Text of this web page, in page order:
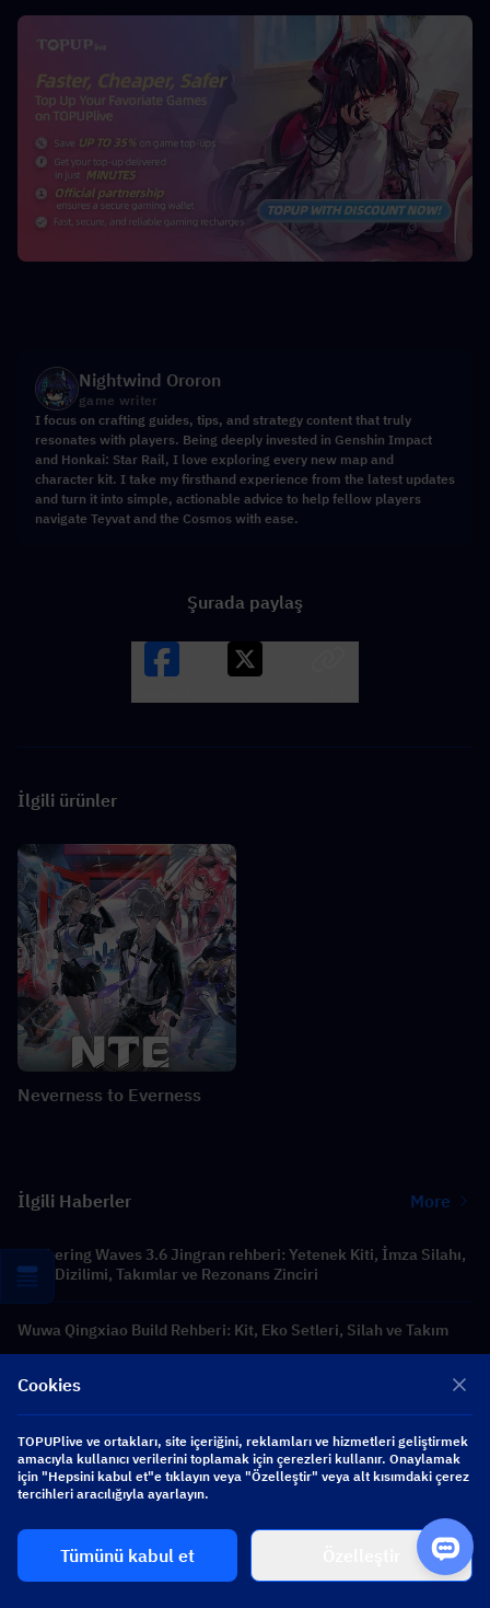
Nightwind Ororon
game writer
I focus on crafting guides, tips, and strategy content that truly
resonates with players. Being deeply invested in Genshin Impact
and Honkai: Star Rail, I love exploring every new map and
character kit. I take my firsthand experience from the latest updates
and turn it into simple, actionable advice to help fellow players
navigate Teyvat and the Cosmos with ease.
Şurada paylaş
İlgili ürünler
Neverness to Everness
İlgili Haberler More
Wuthering Waves 3.6 Jingran rehberi: Yetenek Kiti, İmza Silahı,
Echo Dizilimi, Takımlar ve Rezonans Zinciri
Wuwa Qingxiao Build Rehberi: Kit, Eko Setleri, Silah ve Takım
Wuthering Waves Jingran Materyal Rehberi: Yükseltme, Forte ve
İmza Silah Materyalleri
AFK Journey × Digimon Adventure İş Birliği: Yayın Tarihi,
Karakterler ve En Son Güncellemeler
Cookies
TOPUPlive ve ortakları, site içeriğini, reklamları ve hizmetleri geliştirmek
amacıyla kullanıcı verilerini toplamak için çerezleri kullanır. Onaylamak
için "Hepsini kabul et"e tıklayın veya "Özelleştir" veya alt kısımdaki çerez
tercihleri aracılığıyla ayarlayın.
Tümünü kabul et